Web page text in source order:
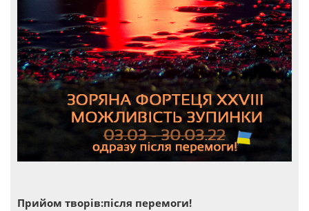
Прийом творів:після перемоги!